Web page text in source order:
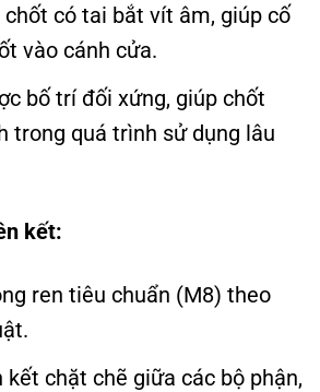
có tai bắt vít âm, giúp cố
vào cánh cửa.
bố trí đối xứng, giúp chốt
trong quá trình sử dụng lâu
kết:
ren tiêu chuẩn (M8) theo
chặt chẽ giữa các bộ phận,